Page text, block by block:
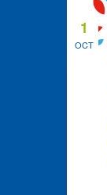
OCT
1